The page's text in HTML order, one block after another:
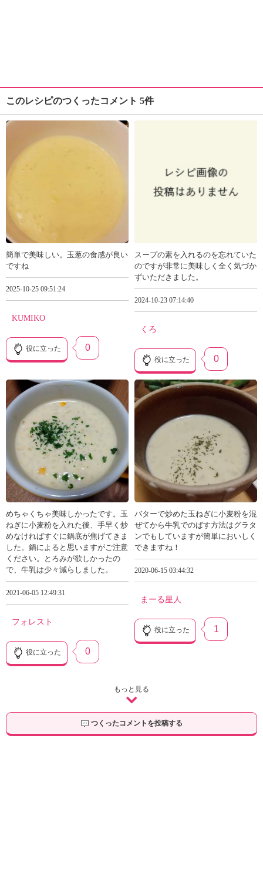
このレシピのつくったコメント 5件
簡単で美味しい。玉葱の食感が良い
ですね
2025-10-25 09:51:24
KUMIKO
役に立った 0
スープの素を入れるのを忘れていた
のですが非常に美味しく全く気づか
ずいただきました。
2024-10-23 07:14:40
くろ
役に立った 0
めちゃくちゃ美味しかったです。玉
ねぎに小麦粉を入れた後、手早く炒
めなければすぐに鍋底が焦げてきま
した。鍋によると思いますがご注意
ください。とろみが欲しかったの
で、牛乳は少々減らしました。
2021-06-05 12:49:31
フォレスト
役に立った 0
バターで炒めた玉ねぎに小麦粉を混
ぜてから牛乳でのばす方法はグラタ
ンでもしていますが簡単においしく
できますね！
2020-06-15 03:44:32
まーる星人
役に立った 1
もっと見る
つくったコメントを投稿する